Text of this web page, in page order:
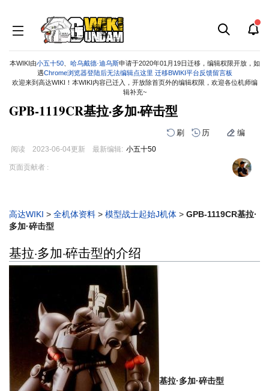
本WIKI由小五十50、 哈乌戴德·迪乌斯申请于2020年01月19日迁移，编辑权限开放，如
遇Chrome浏览器登陆后无法编辑点这里 迁移BWIKI平台反馈留言板
欢迎来到高达WIKI！本WIKI内容已迁入，开放除首页外的编辑权限，欢迎各位机师编
辑补充~
GPB-1119CR基拉·多加·碎击型
刷 历 编
阅读 2023-06-04更新 最新编辑: 小五十50
跳
跳
页面贡献者 :
高达WIKI > 全机体资料 > 模型战士起始J机体 > GPB-1119CR基拉·
多加·碎击型
基拉·多加·碎击型的介绍
基拉·多加·碎击型